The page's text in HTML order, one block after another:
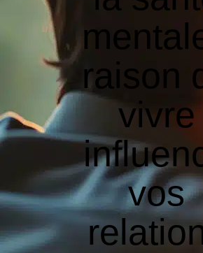
raison
vivre
vos